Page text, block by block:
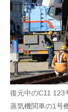
復元中のC11 123
蒸気機関車の1号